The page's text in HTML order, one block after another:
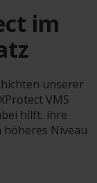
im
unserer
VMS
hilft, ihre
Niveau